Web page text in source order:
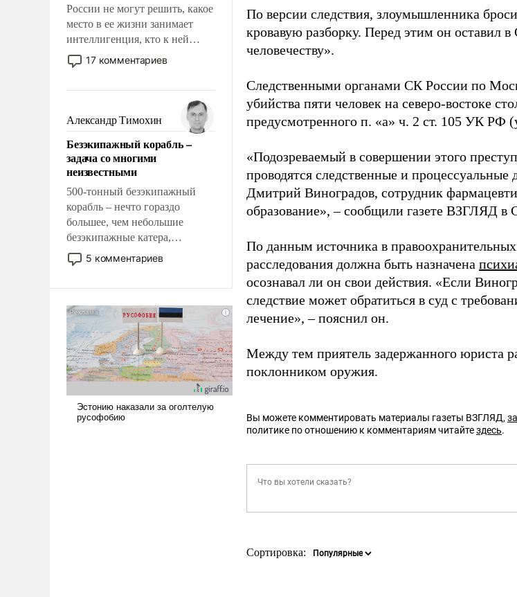
России не могут решить, какое
место в ее жизни занимает
интеллигенция, кто к ней
принадлежит, а кого из нее
исключили с правом
чем она отличается от просто
образованных людей. Иногда
казалось, что эти вопросы
решены раз и навсегда, но –
нет, не решены.
17 комментариев
Александр Тимохин
Безэкипажный корабль –
задача со многими
неизвестными
500-тонный безэкипажный
корабль – нечто гораздо
большее, чем небольшие
безэкипажные катера,
применение которых уже
стало обыденностью. Задача по
и ее реализация радикально
поднимет наши боевые
возможности.
5 комментариев
По версии следствия, злоумышленника
кровавую разборку. Перед этим он оставил
человечеству».
Следственными органами СК России по
убийства пяти человек на северо-востоке
предусмотренного п. «а» ч. 2 ст. 105 УК РФ
«Подозреваемый в совершении этого
проводятся следственные и
Дмитрий Виноградов, сотрудник
образование», – сообщили газете ВЗГЛЯД в
По данным источника в
расследования должна быть назначена
осознавал ли он свои действия. «Если
следствие может обратиться в суд с
лечение», – пояснил он.
Между тем приятель задержанного юриста
поклонником оружия.
Вы можете комментировать материалы газеты ВЗГЛЯД,
политике по отношению к комментариям читайтездесь.
Сортировка: